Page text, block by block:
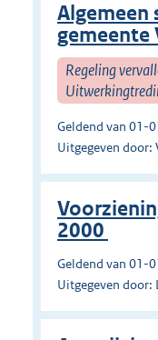
Algemeen
gemeente
Regeling
Geldend van 01-
Uitgegeven door:
2000
Geldend van 01-
Uitgegeven door: